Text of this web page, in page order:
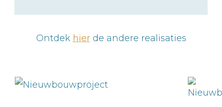
Ontdek hierde andere realisaties